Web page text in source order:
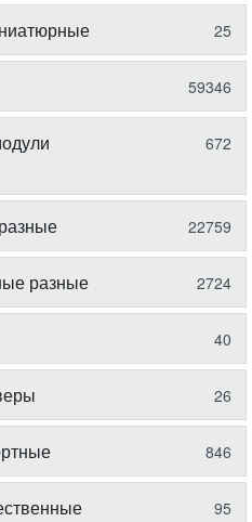
25
59346
672
22759
разные 2724
40
26
846
95